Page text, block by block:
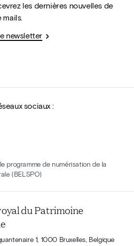
les dernières nouvelles de
mails.
newsletter
sociaux :
programme de numérisation de la
(BELSPO)
du Patrimoine
1, 1000 Bruxelles, Belgique